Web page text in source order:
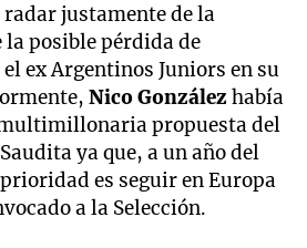
justamente de la
posible pérdida de
ex Argentinos Juniors en su
Nico González había
propuesta del
ya que, a un año del
es seguir en Europa
a la Selección.